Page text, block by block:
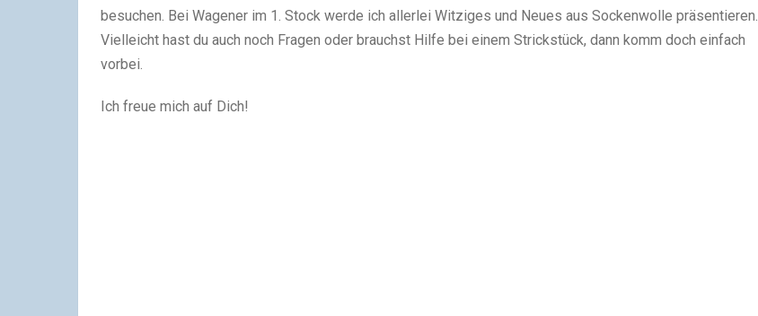
besuchen. Bei Wagener im 1. Stock werde ich allerlei Witziges und Neues aus Sockenwolle präsentieren.
Vielleicht hast du auch noch Fragen oder brauchst Hilfe bei einem Strickstück, dann komm doch einfach
vorbei.
Ich freue mich auf Dich!